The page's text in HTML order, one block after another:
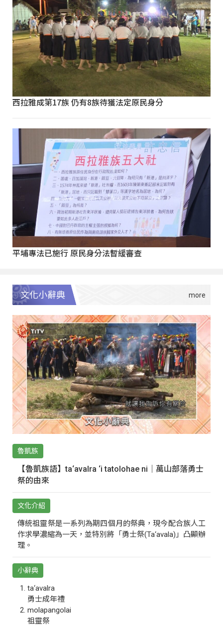
西拉雅成第17族 仍有8族待獲法定原民身分
平埔專法已施行 原民身分法暫緩審查
文化小辭典
魯凱族
【魯凱族語】ta‘avalra ‘i tatolohae ni｜萬山部落勇士
祭的由來
文化介紹
傳統祖靈祭是一系列為期四個月的祭典，現今配合族人工
作求學濃縮為一天，並特別將「勇士祭(Ta‘avala)」凸顯辦
理。
小辭典
ta‘avalra
勇士成年禮
molapangolai
祖靈祭